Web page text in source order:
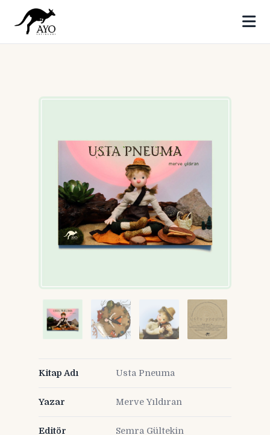
Kitap Adı Usta Pneuma
Yazar Merve Yıldıran
Editör Semra Gültekin